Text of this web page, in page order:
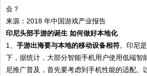
来源：2018 年中国游戏产业报告
印尼头部手游的诞生 如何做好本地化
1、手游出海要与本地的移动设备相符。印尼
下，据统计，大部分智能手机用户使用低端智
尼推广普及，首先要考虑到手机性能的适配。